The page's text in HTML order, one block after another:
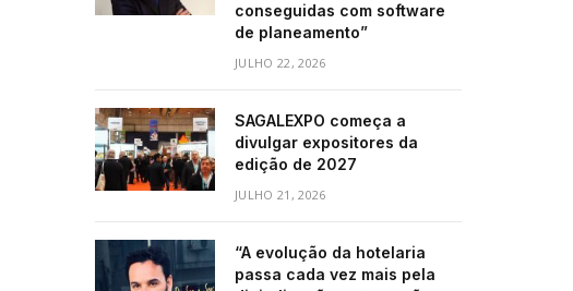
conseguidas com software
de planeamento”
JULHO 22, 2026
SAGALEXPO começa a
divulgar expositores da
edição de 2027
JULHO 21, 2026
“A evolução da hotelaria
passa cada vez mais pela